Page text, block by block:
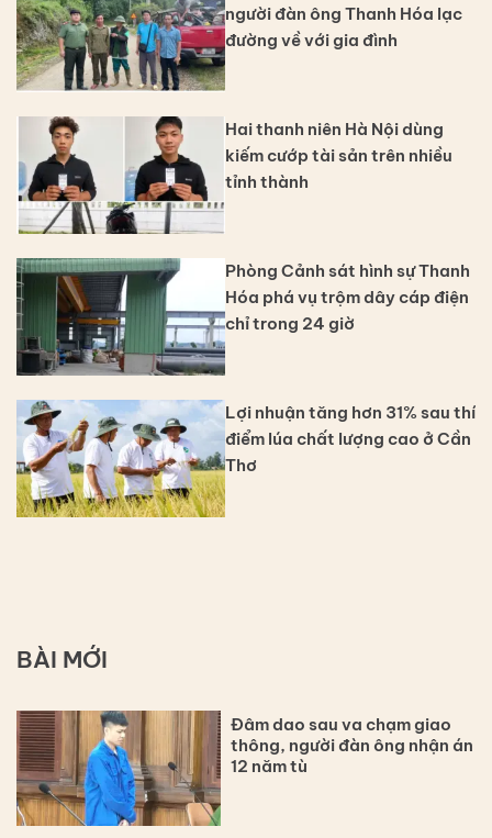
người đàn ông Thanh Hóa lạc
đường về với gia đình
Hai thanh niên Hà Nội dùng
kiếm cướp tài sản trên nhiều
tỉnh thành
Phòng Cảnh sát hình sự Thanh
Hóa phá vụ trộm dây cáp điện
chỉ trong 24 giờ
Lợi nhuận tăng hơn 31% sau thí
điểm lúa chất lượng cao ở Cần
Thơ
BÀI MỚI
Đâm dao sau va chạm giao
thông, người đàn ông nhận án
12 năm tù